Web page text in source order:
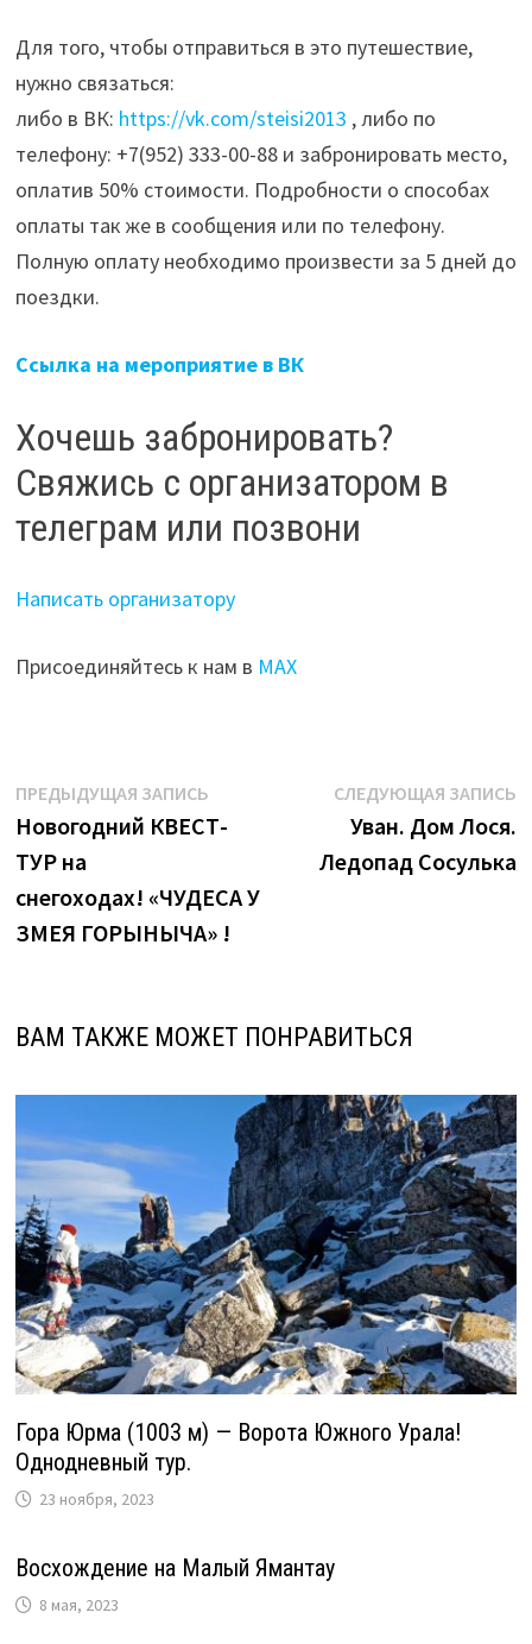
Для того, чтобы отправиться в это путешествие,
нужно связаться:
либо в ВК: https://vk.com/steisi2013 , либо по
телефону: +7(952) 333-00-88 и забронировать место,
оплатив 50% стоимости. Подробности о способах
оплаты так же в сообщения или по телефону.
Полную оплату необходимо произвести за 5 дней до
поездки.
Ссылка на мероприятие в ВК
Хочешь забронировать?
Свяжись с организатором в
телеграм или позвони
Написать организатору
Присоединяйтесь к нам в МАХ
Навигация
по
записям
ПРЕДЫДУЩАЯ ЗАПИСЬПредыдущая
запись:
Новогодний КВЕСТ-
ТУР на
снегоходах! «ЧУДЕСА У
ЗМЕЯ ГОРЫНЫЧА» !
СЛЕДУЮЩАЯ ЗАПИСЬ
Уван. Дом Лося.
Ледопад Сосулька
ВАМ ТАКЖЕ МОЖЕТ ПОНРАВИТЬСЯ
Гора Юрма (1003 м) — Ворота Южного Урала!
Однодневный тур.
23 ноября, 2023
Восхождение на Малый Ямантау
8 мая, 2023